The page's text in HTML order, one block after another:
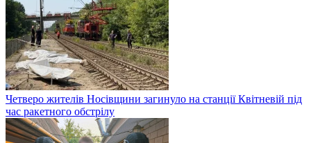
Четверо жителів Носівщини загинуло на станції Квітневій під
час ракетного обстрілу